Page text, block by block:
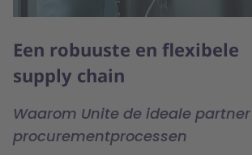
Een robuuste en flexibele
supply chain
Waarom Unite de ideale
procurementprocessen